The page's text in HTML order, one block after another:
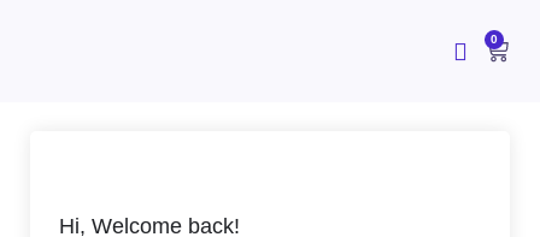
0
Hi, Welcome back!